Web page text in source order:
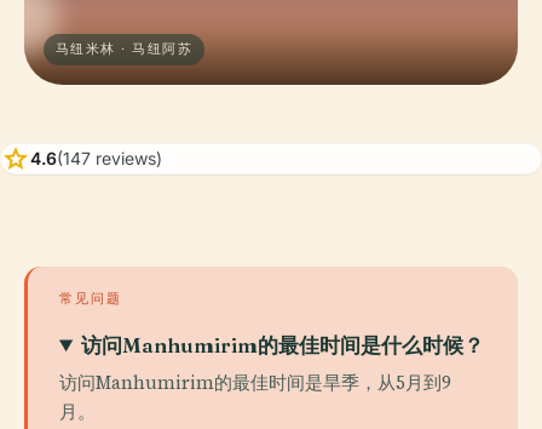
马纽米林 · 马纽阿苏
star4.6(147 reviews)
常见问题
访问Manhumirim的最佳时间是什么时候？
访问Manhumirim的最佳时间是旱季，从5月到9
月。